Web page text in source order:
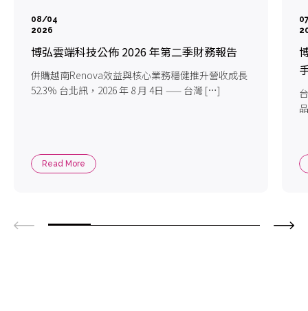
08/04
2026
博弘雲端科技公佈 2026 年第二季財務報告
併購越南Renova效益與核心業務穩健推升營收成長
52.3% 台北訊，2026 年 8 月 4日 —— 台灣 […]
Read More